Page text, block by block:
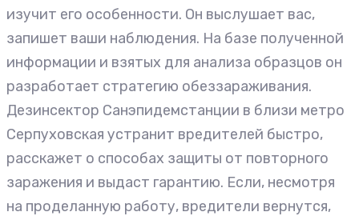
изучит его особенности. Он выслушает вас,
запишет ваши наблюдения. На базе полученной
информации и взятых для анализа образцов он
разработает стратегию обеззараживания.
Дезинсектор Санэпидемстанции в близи метро
Серпуховская устранит вредителей быстро,
расскажет о способах защиты от повторного
заражения и выдаст гарантию. Если, несмотря
на проделанную работу, вредители вернутся,